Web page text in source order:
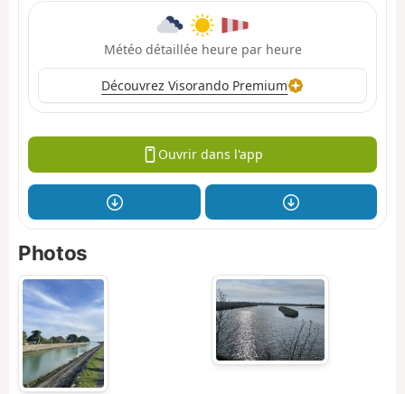
Météo détaillée heure par heure
Découvrez Visorando Premium
Ouvrir dans l'app
Photos